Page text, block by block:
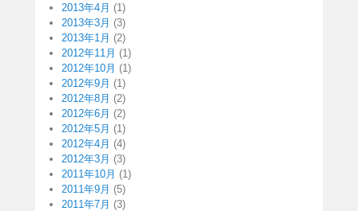
2013年4月 (1)
2013年3月 (3)
2013年1月 (2)
2012年11月 (1)
2012年10月 (1)
2012年9月 (1)
2012年8月 (2)
2012年6月 (2)
2012年5月 (1)
2012年4月 (4)
2012年3月 (3)
2011年10月 (1)
2011年9月 (5)
2011年7月 (3)